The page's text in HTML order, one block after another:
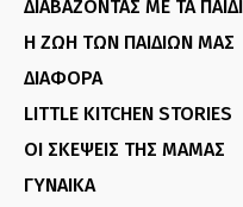
ΔΙΑΒΑΖΟΝΤΑΣ ΜΕ ΤΑ
Η ΖΩΗ ΤΩΝ ΠΑΙΔΙΩΝ ΜΑΣ
ΔΙΑΦΟΡΑ
LITTLE KITCHEN STORIES
ΟΙ ΣΚΕΨΕΙΣ ΤΗΣ ΜΑΜΑΣ
ΓΥΝΑΙΚΑ